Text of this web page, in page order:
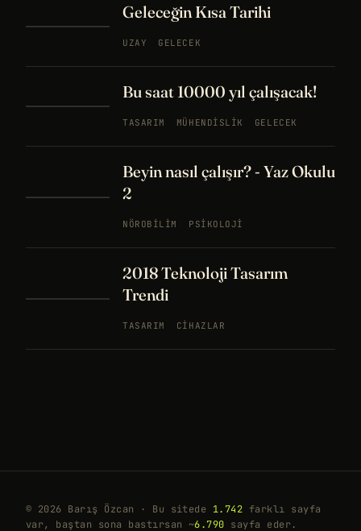
Geleceğin Kısa Tarihi
UZAY GELECEK
Bu saat 10000 yıl çalışacak!
TASARIM MÜHENDISLIK GELECEK
Beyin nasıl çalışır? - Yaz Okulu
2
NÖROBILIM PSIKOLOJI
2018 Teknoloji Tasarım
Trendi
TASARIM CIHAZLAR
© 2026 Barış Özcan · Bu sitede 1.742 farklı sayfa
var, baştan sona bastırsan ~6.790 sayfa eder.